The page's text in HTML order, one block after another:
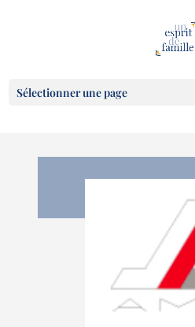
Sélectionner une page